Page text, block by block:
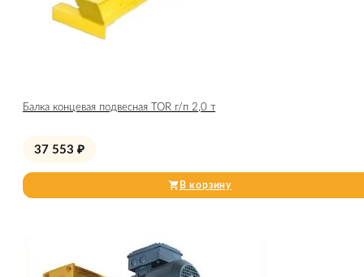
Балка концевая подвесная TOR г/п 2,0 т
37 553 ₽
В корзину